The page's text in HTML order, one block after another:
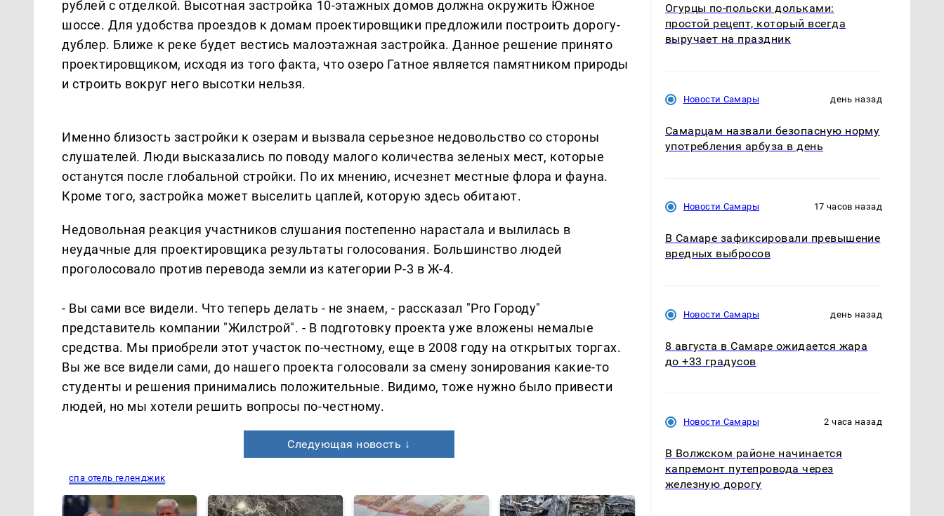
рублей с отделкой. Высотная застройка 10-этажных домов должна окружить Южное
шоссе. Для удобства проездов к домам проектировщики предложили построить дорогу-
дублер. Ближе к реке будет вестись малоэтажная застройка. Данное решение принято
проектировщиком, исходя из того факта, что озеро Гатное является памятником природы
и строить вокруг него высотки нельзя.
Именно близость застройки к озерам и вызвала серьезное недовольство со стороны
слушателей. Люди высказались по поводу малого количества зеленых мест, которые
останутся после глобальной стройки. По их мнению, исчезнет местные флора и фауна.
Кроме того, застройка может выселить цаплей, которую здесь обитают.
Недовольная реакция участников слушания постепенно нарастала и вылилась в
неудачные для проектировщика результаты голосования. Большинство людей
проголосовало против перевода земли из категории Р-3 в Ж-4.
- Вы сами все видели. Что теперь делать - не знаем, - рассказал "Pro Городу"
представитель компании "Жилстрой". - В подготовку проекта уже вложены немалые
средства. Мы приобрели этот участок по-честному, еще в 2008 году на открытых торгах.
Вы же все видели сами, до нашего проекта голосовали за смену зонирования какие-то
студенты и решения принимались положительные. Видимо, тоже нужно было привести
людей, но мы хотели решить вопросы по-честному.
Следующая новость ↓
спа отель геленджик
Огурцы по‑польски дольками:
простой рецепт, который всегда
выручает на праздник
Новости Самары день назад
Самарцам назвали безопасную норму
употребления арбуза в день
Новости Самары 17 часов назад
В Самаре зафиксировали превышение
вредных выбросов
Новости Самары день назад
8 августа в Самаре ожидается жара
до +33 градусов
Новости Самары 2 часа назад
В Волжском районе начинается
капремонт путепровода через
железную дорогу